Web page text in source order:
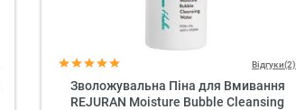
Відгуки(2)
Зволожувальна Піна для Вмивання
REJURAN Moisture Bubble Cleansing